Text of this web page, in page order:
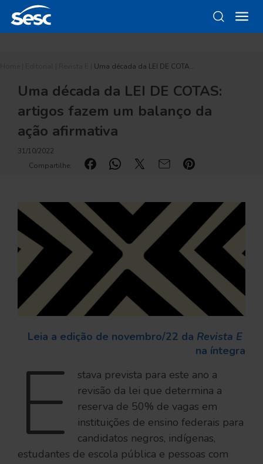
Uma década da LEI DE COTA…
Uma década da LEI DE COTAS:
artigos fazem um balanço da
ação afirmativa
31/10/2022
Compartilhe:
Leia a edição de novembro/22 da Revista E
na íntegra
E
stava prevista para este ano a
revisão da lei que determina a
reserva de 50% de vagas em
instituições de ensino federais para
candidatos negros, indígenas,
estudantes de escola pública e pessoas com